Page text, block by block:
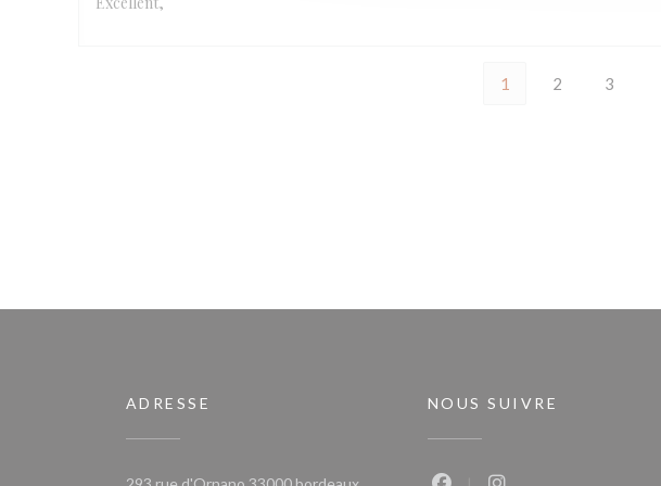
1 2 3
ADRESSE
((ouvre une nouvelle fenêtre))
NOUS SUIVRE